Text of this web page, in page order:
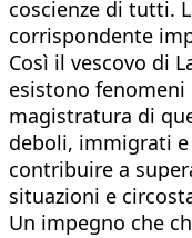
coscienze di tutti.
corrispondente
Così il vescovo di
esistono
magistratura di
deboli, immigrati
contribuire a
situazioni e
Un impegno che